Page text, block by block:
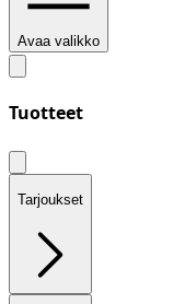
Avaa valikko
Tuotteet
Tarjoukset